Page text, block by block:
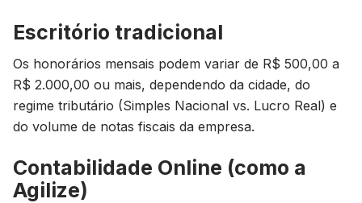
Escritório tradicional
Os honorários mensais podem variar de R$ 500,00 a
R$ 2.000,00 ou mais, dependendo da cidade, do
regime tributário (Simples Nacional vs. Lucro Real) e
do volume de notas fiscais da empresa.
Contabilidade Online (como a
Agilize)